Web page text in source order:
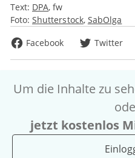
Text: DPA fw
Foto: Shutterstock SabOlga
Facebook
Twitter
Um die Inhalte zu
jetzt kostenlos